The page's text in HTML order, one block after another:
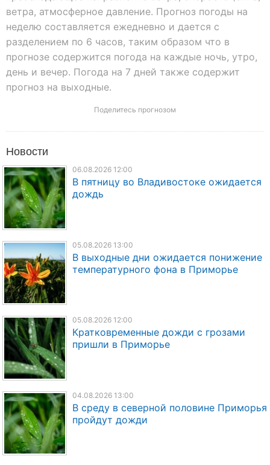
ветра, атмосферное давление. Прогноз погоды на
неделю составляется ежедневно и дается с
разделением по 6 часов, таким образом что в
прогнозе содержится погода на каждые ночь, утро,
день и вечер. Погода на 7 дней также содержит
прогноз на выходные.
Поделитесь прогнозом
Новости
06.08.2026 12:00
В пятницу во Владивостоке ожидается
дождь
05.08.2026 13:00
В выходные дни ожидается понижение
температурного фона в Приморье
05.08.2026 12:00
Кратковременные дожди с грозами
пришли в Приморье
04.08.2026 13:00
В среду в северной половине Приморья
пройдут дожди